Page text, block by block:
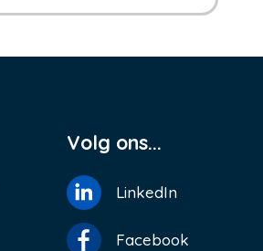
Volg ons...
LinkedIn
Facebook